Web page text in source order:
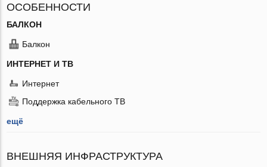
ОСОБЕННОСТИ
БАЛКОН
Балкон
ИНТЕРНЕТ И ТВ
Интернет
Поддержка кабельного ТВ
ещё
ВНЕШНЯЯ ИНФРАСТРУКТУРА